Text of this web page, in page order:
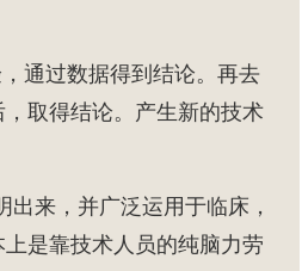
通过数据得到结论。再去
取得结论。产生新的技术
来，并广泛运用于临床，
是靠技术人员的纯脑力劳